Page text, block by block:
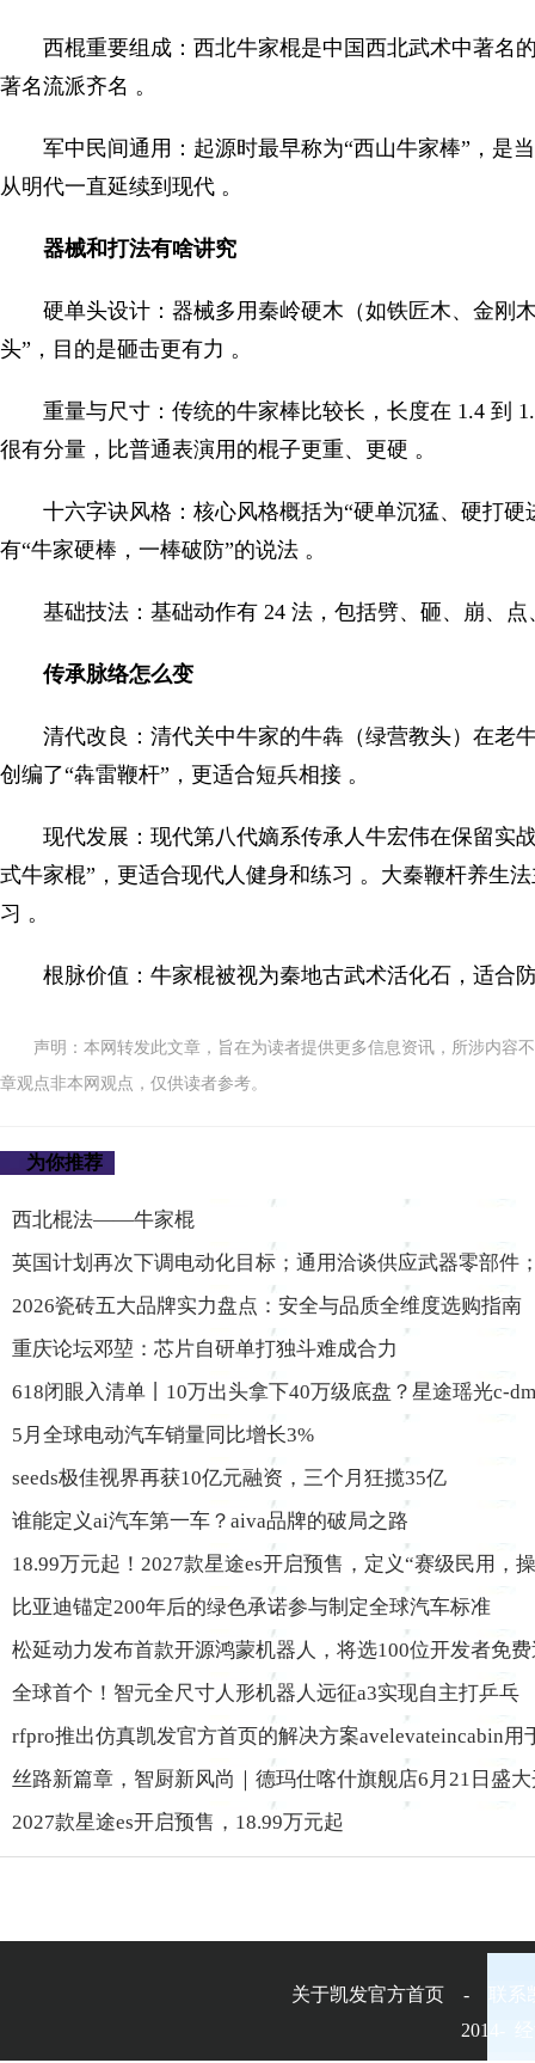
西棍重要组成：西北牛家棍是中国西北武术中著名
著名流派齐名 。
军中民间通用：起源时最早称为“西山牛家棒”，是
从明代一直延续到现代 。
器械和打法有啥讲究
硬单头设计：器械多用秦岭硬木（如铁匠木、金刚
头”，目的是砸击更有力 。
重量与尺寸：传统的牛家棒比较长，长度在 1.4 到
很有分量，比普通表演用的棍子更重、更硬 。
十六字诀风格：核心风格概括为“硬单沉猛、硬打
有“牛家硬棒，一棒破防”的说法 。
基础技法：基础动作有 24 法，包括劈、砸、崩、
传承脉络怎么变
清代改良：清代关中牛家的牛犇（绿营教头）在老
创编了“犇雷鞭杆”，更适合短兵相接 。
现代发展：现代第八代嫡系传承人牛宏伟在保留实
式牛家棍”，更适合现代人健身和练习 。大秦鞭杆养生
习 。
根脉价值：牛家棍被视为秦地古武术活化石，适合
声明：本网转发此文章，旨在为读者提供更多信息资讯，所涉内容
章观点非本网观点，仅供读者参考。
为你推荐
西北棍法——牛家棍
英国计划再次下调电动化目标；通用洽谈供应武器零部件
2026瓷砖五大品牌实力盘点：安全与品质全维度选购指南
重庆论坛邓堃：芯片自研单打独斗难成合力
618闭眼入清单丨10万出头拿下40万级底盘？星途瑶光c-
5月全球电动汽车销量同比增长3%
seeds极佳视界再获10亿元融资，三个月狂揽35亿
谁能定义ai汽车第一车？aiva品牌的破局之路
18.99万元起！2027款星途es开启预售，定义“赛级民用，
比亚迪锚定200年后的绿色承诺参与制定全球汽车标准
松延动力发布首款开源鸿蒙机器人，将选100位开发者免
全球首个！智元全尺寸人形机器人远征a3实现自主打乒乓
rfpro推出仿真凯发官方首页的解决方案avelevateincabin用
丝路新篇章，智厨新风尚｜德玛仕喀什旗舰店6月21日盛
2027款星途es开启预售，18.99万元起
关于凯发官方首页 - 联
2014-